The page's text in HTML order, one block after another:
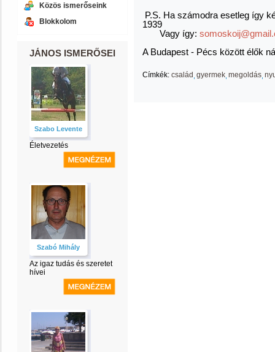
Közös ismerőseink
Blokkolom
JÁNOS ISMERŐSEI
Szabo Levente
Életvezetés
Szabó Mihály
Az igaz tudás és szeretet
hívei
P.S. Ha számodra esetleg így
1939
Vagy így:
A Budapest - Pécs között élők
Címkék: család gyermek megoldás